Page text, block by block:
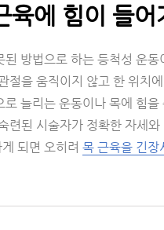
육에 힘이 들
된 방법으로 하는 등척성 운
절을 움직이지 않고 한 위치
로 늘리는 운동이나 목에 힘
련된 시술자가 정확한 자세
되면 오히려 목 근육을 긴장